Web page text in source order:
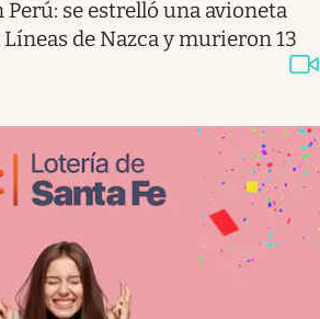
Perú: se estrelló una avioneta
de Nazca y murieron 13